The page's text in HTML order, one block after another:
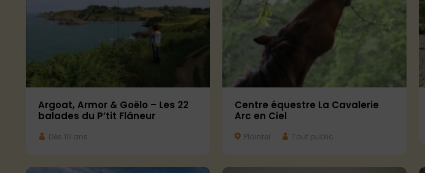
Argoat, Armor & Goëlo – Les 22
balades du P’tit Flâneur
Dès 10 ans
Centre équestre La Cavalerie
Arc en Ciel
Plaintel Tout public